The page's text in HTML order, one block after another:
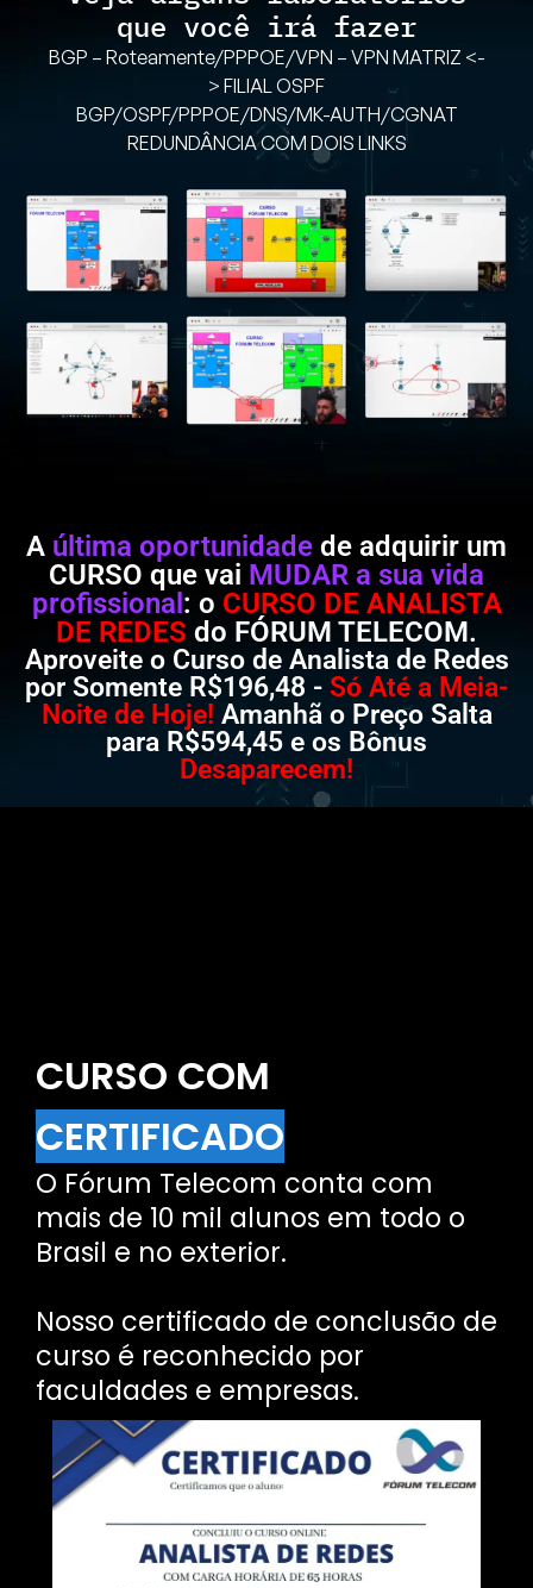
que você irá fazer
BGP – Roteamente/PPPOE/VPN – VPN MATRIZ <-
> FILIAL OSPF
BGP/OSPF/PPPOE/DNS/MK-AUTH/CGNAT
REDUNDÂNCIA COM DOIS LINKS
A última oportunidade de adquirir um
CURSO que vai MUDAR a sua vida
profissional : o CURSO DE ANALISTA
DE REDES do FÓRUM TELECOM.
Aproveite o Curso de Analista de Redes
por Somente R$196,48 - Só Até a Meia-
Noite de Hoje! Amanhã o Preço Salta
para R$594,45 e os Bônus
Desaparecem!
CURSO COM
CERTIFICADO
O Fórum Telecom conta com
mais de 10 mil alunos em todo o
Brasil e no exterior.
Nosso certificado de conclusão de
curso é reconhecido por
faculdades e empresas.